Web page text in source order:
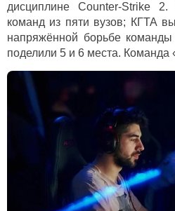
дисциплине Counter-Strike2.
команд из пяти вузов; КГТА
напряжённой борьбе
поделили 5 и 6 места. Команда